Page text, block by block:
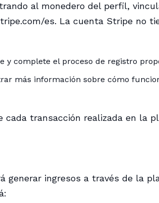
al monedero del perfil,
es. La cuenta Stripe no
y complete el proceso de registro
más información sobre cómo
cada transacción realizada en la
generar ingresos a través de la